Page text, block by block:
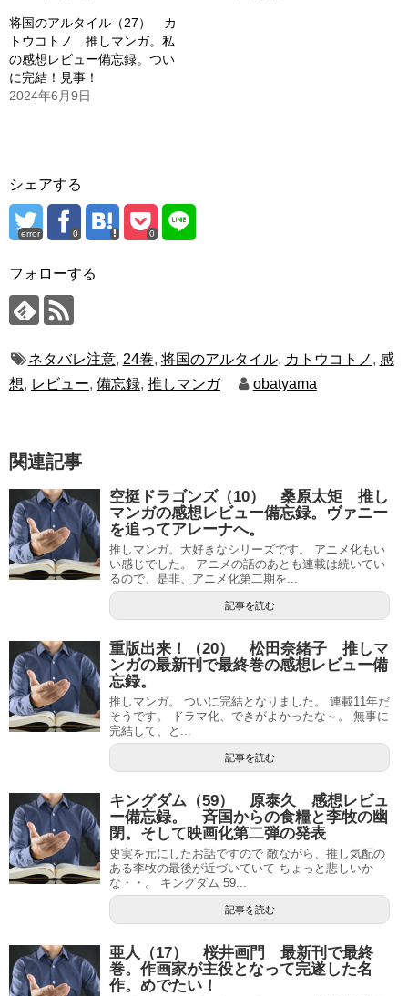
将国のアルタイル（27） カ
トウコトノ 推しマンガ。私
の感想レビュー備忘録。つい
に完結！見事！
2024年6月9日
シェアする
error 0 0
フォローする
ネタバレ注意, 24巻, 将国のアルタイル, カトウコトノ , 感
想, レビュー, 備忘録, 推しマンガ obatyama
関連記事
空挺ドラゴンズ（10） 桑原太矩 推し
マンガの感想レビュー備忘録。ヴァニー
を追ってアレーナへ。
推しマンガ。大好きなシリーズです。 アニメ化もい
い感じでした。 アニメの話のあとも連載は続いてい
るので、是非、アニメ化第二期を...
記事を読む
重版出来！（20） 松田奈緒子 推しマ
ンガの最新刊で最終巻の感想レビュー備
忘録。
推しマンガ。 ついに完結となりました。 連載11年だ
そうです。 ドラマ化、できがよかったな～。 無事に
完結して、と...
記事を読む
キングダム（59） 原泰久 感想レビュ
ー備忘録。 斉国からの食糧と李牧の幽
閉。そして映画化第二弾の発表
史実を元にしたお話ですので 敵ながら、推し気配の
ある李牧の最後が近づいていて ちょっと悲しいか
な・・。 キングダム 59...
記事を読む
亜人（17） 桜井画門 最新刊で最終
巻。作画家が主役となって完遂した名
作。めでたい！